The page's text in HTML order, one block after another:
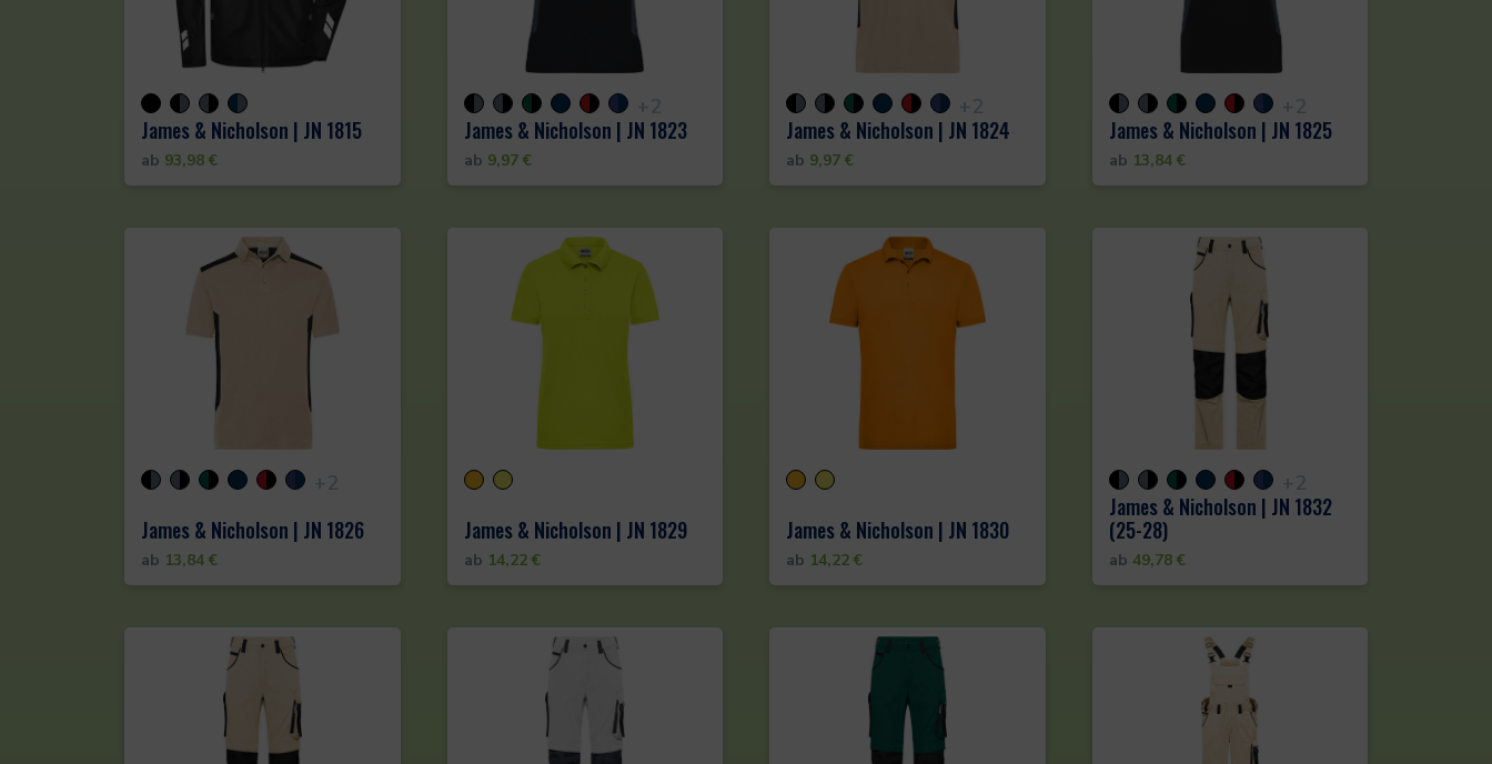
James & Nicholson | JN 1815
ab 93,98 €
+2
James & Nicholson | JN 1823
ab 9,97 €
+2
James & Nicholson | JN 1824
ab 9,97 €
+2
James & Nicholson | JN 1825
ab 13,84 €
+2
James & Nicholson | JN 1826
ab 13,84 €
James & Nicholson | JN 1829
ab 14,22 €
James & Nicholson | JN 1830
ab 14,22 €
+2
James & Nicholson | JN 1832
(25-28)
ab 49,78 €